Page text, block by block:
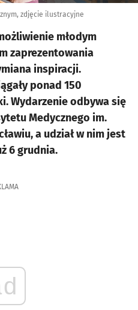
zdjęcie ilustracyjne
młodym
zaprezentowania
inspiracji.
ponad 150
Wydarzenie odbywa się
Medycznego im.
a udział w nim jest
6 grudnia.